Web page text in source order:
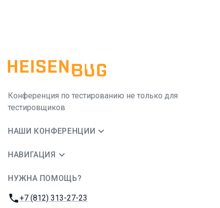
Конференция по тестированию не только для
тестировщиков
НАШИ КОНФЕРЕНЦИИ
НАВИГАЦИЯ
НУЖНА ПОМОЩЬ?
Телефон:
+7 (812) 313-27-23